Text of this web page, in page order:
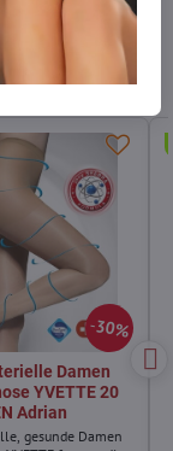
WhatsApp
30%
Damen
YVETTE 20
Adrian
gesunde Damen